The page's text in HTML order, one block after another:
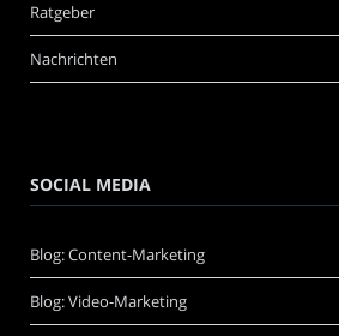
Ratgeber
Nachrichten
SOCIAL MEDIA
Blog: Content-Marketing
Blog: Video-Marketing